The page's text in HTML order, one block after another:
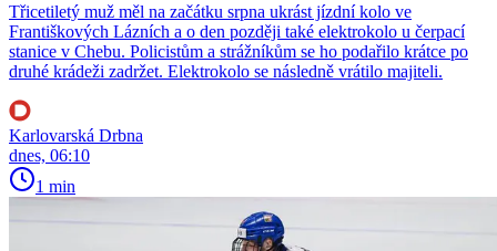
Třicetiletý muž měl na začátku srpna ukrást jízdní kolo ve
Františkových Lázních a o den později také elektrokolo u čerpací
stanice v Chebu. Policistům a strážníkům se ho podařilo krátce po
druhé krádeži zadržet. Elektrokolo se následně vrátilo majiteli.
Karlovarská Drbna
dnes, 06:10
1 min